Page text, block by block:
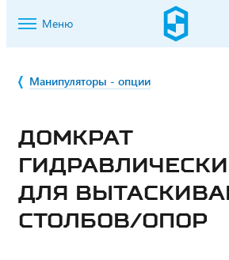
Меню
Манипуляторы - опции
ДОМКРАТ
ДЛЯ
СТОЛБОВ/ОПОР